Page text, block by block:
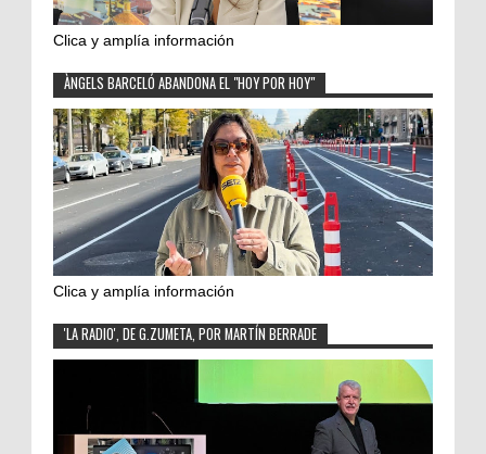
Clica y amplía información
ÀNGELS BARCELÓ ABANDONA EL "HOY POR HOY"
Clica y amplía información
'LA RADIO', DE G.ZUMETA, POR MARTÍN BERRADE